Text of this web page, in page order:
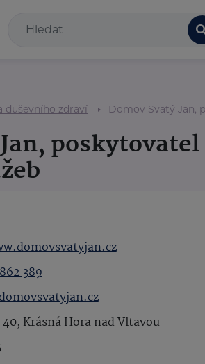
duševního zdraví Domov Svatý Jan,
poskytovatel
389
40, Krásná Hora nad Vltavou